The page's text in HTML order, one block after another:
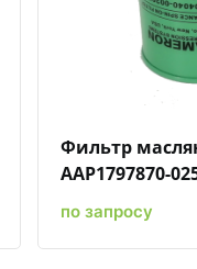
Быстрый
Фильтр
AAP1797870-
по запросу